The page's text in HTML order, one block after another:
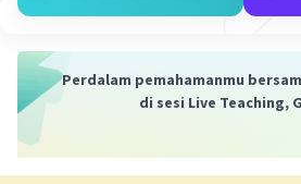
Beri Rating·0.0(0) Balas
Perdalam pemahamanmu
di sesi Live Teaching,